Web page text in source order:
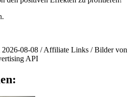
2026-08-08 / Affiliate Links / Bilder von
API